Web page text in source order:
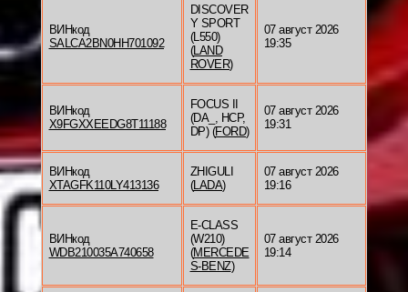
ВИНкод
SALCA2BN0HH701092
DISCOVER
Y SPORT
(L550)
(LAND
ROVER)
07 август 2026
19:35
ВИНкод
X9FGXXEEDG8T11188
FOCUS II
(DA_, HCP,
DP) (FORD)
07 август 2026
19:31
ВИНкод
XTAGFK110LY413136
ZHIGULI
(LADA)
07 август 2026
19:16
ВИНкод
WDB210035A740658
E-CLASS
(W210)
(MERCEDE
S-BENZ)
07 август 2026
19:14